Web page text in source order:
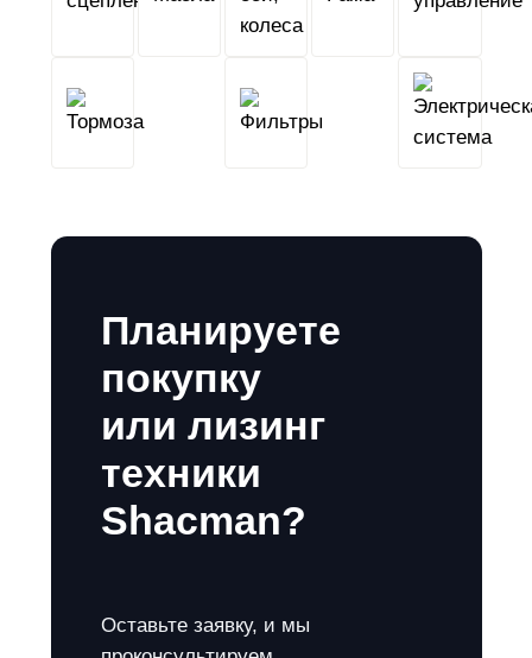
Тормоза Фильтры
Планируете
покупку
или лизинг
техники
Shacman?
Оставьте заявку, и мы